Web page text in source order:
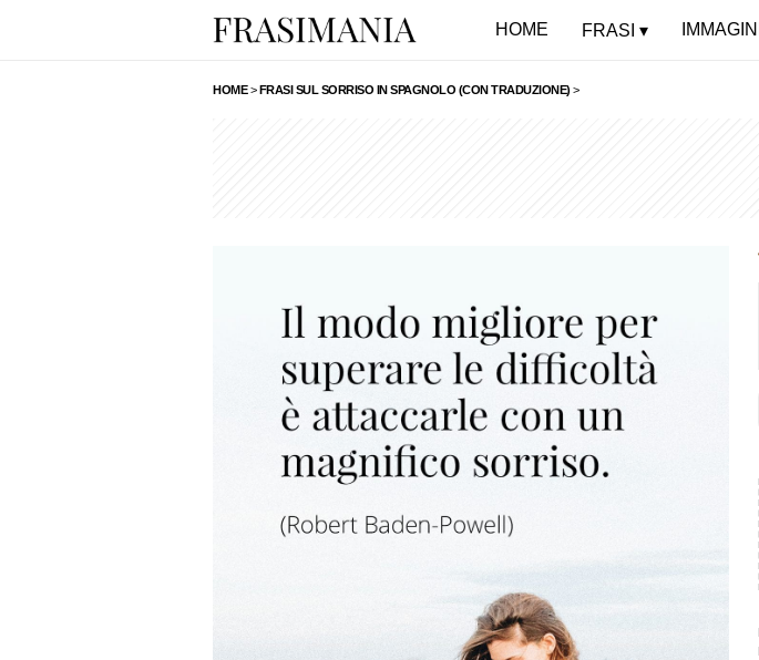
HOME FRASI IMMAGINI
HOME>FRASI SUL SORRISO IN SPAGNOLO (CON TRADUZIONE) >